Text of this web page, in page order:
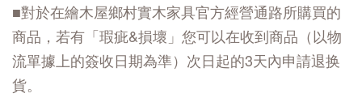
■對於在繪木屋鄉村實木家具官方經營通路所購買的
商品，若有「瑕疵&損壞」您可以在收到商品（以物
流單據上的簽收日期為準）次日起的3天內申請退换
貨。